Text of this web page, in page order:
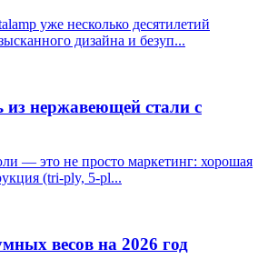
уже несколько десятилетий
дизайна и безуп...
из нержавеющей стали с
— это не просто маркетинг: хорошая
(tri-ply, 5-pl...
весов на 2026 год